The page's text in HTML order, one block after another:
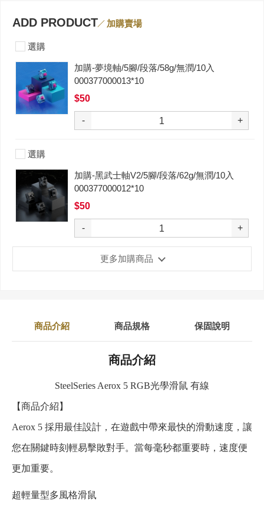
ADD PRODUCT 加購賣場
選購
加購-夢境軸/5腳/段落/58g/無潤/10入
000377000013*10
$50
- +
選購
加購-黑武士軸V2/5腳/段落/62g/無潤/10入
000377000012*10
$50
- +
更多加購商品
商品介紹 商品規格 保固說明
商品介紹
SteelSeries Aerox 5 RGB光學滑鼠 有線
【商品介紹】
Aerox 5 採用最佳設計，在遊戲中帶來最快的滑動速度，讓
您在關鍵時刻輕易擊敗對手。當每毫秒都重要時，速度便
更加重要。
超輕量型多風格滑鼠